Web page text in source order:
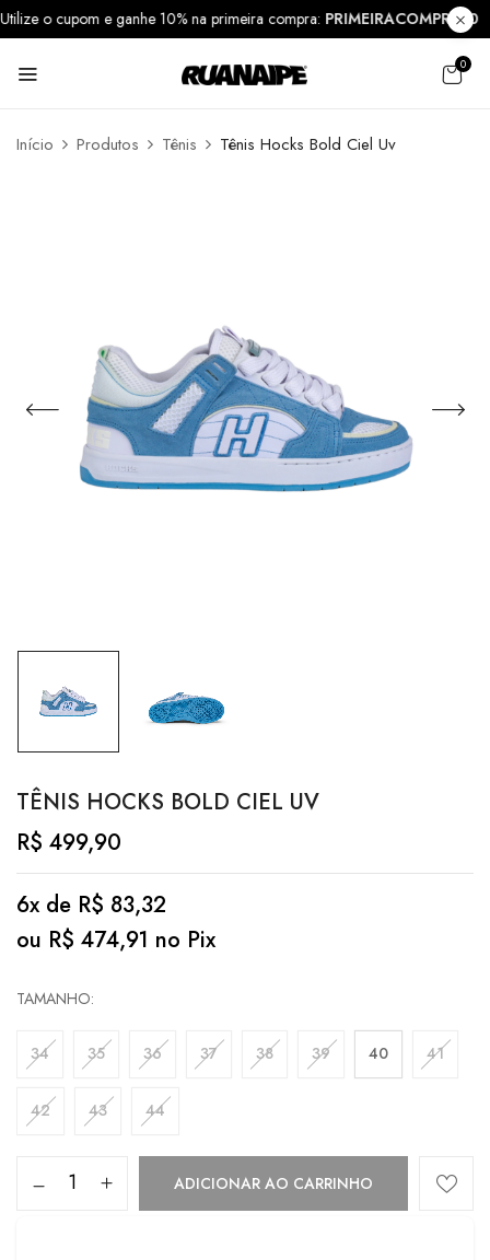
Utilize o cupom e ganhe 10% na primeira compra:
0
Início Produtos Tênis Tênis Hocks Bold Ciel Uv
TÊNIS HOCKS BOLD CIEL UV
R$ 499,90
6x de R$ 83,32
ou R$ 474,91 no Pix
TAMANHO
34 35 36 37 38 39 40 41
42 43 44
ADICIONAR AO CARRINHO